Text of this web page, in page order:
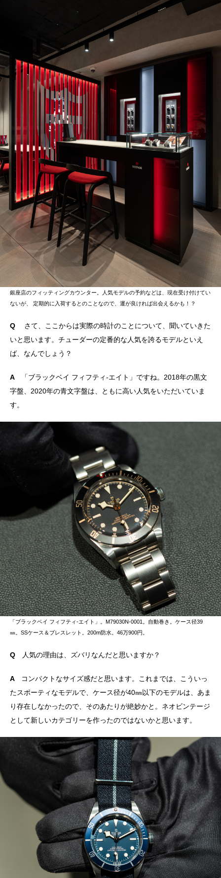
銀座店のフィッティングカウンター。人気モデルの予約などは、現在受け付けてい
ないが、 定期的に入荷するとのことなので、運が良ければ出会えるかも！？
Q さて、ここからは実際の時計のことについて、聞いていきた
いと思います。チューダーの定番的な人気を誇るモデルといえ
ば、なんでしょう？
A
「ブラックベイ フィフティ-エイト」ですね。2018年の黒文
字盤、2020年の青文字盤は、ともに高い人気をいただいていま
す。
「ブラックベイ フィフティ-エイト」。M79030N-0001。自動巻き。ケース径39
㎜。SSケース＆ブレスレット。200m防水。46万900円。
Q 人気の理由は、ズバリなんだと思いますか？
A
コンパクトなサイズ感だと思います。これまでは、こういっ
たスポーティなモデルで、ケース径が40㎜以下のモデルは、あま
り存在しなかったので、そのあたりが絶妙かと。ネオビンテージ
として新しいカテゴリーを作ったのではないかと思います。